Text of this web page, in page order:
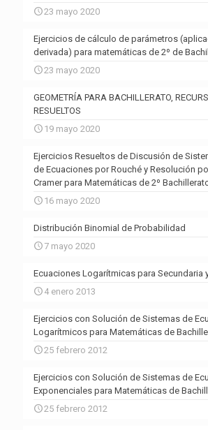
23 mayo 2020
Ejercicios de cálculo de parámetros
derivada) para matemáticas de 2º de
23 mayo 2020
GEOMETRÍA PARA BACHILLERATO,
RESUELTOS
19 mayo 2020
Ejercicios Resueltos de Discusión de
de Ecuaciones por Rouché y Resolución
Cramer para Matemáticas de 2º
16 mayo 2020
Distribución Binomial de Probabilidad
7 mayo 2020
Ecuaciones Logarítmicas para Secundaria
4 enero 2013
Ejercicios con Solución de Sistemas de
Logarítmicos para Matemáticas de
25 febrero 2012
Ejercicios con Solución de Sistemas de
Exponenciales para Matemáticas de
25 febrero 2012